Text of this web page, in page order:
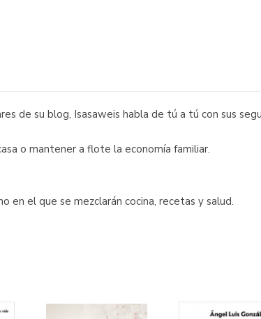
de su blog, Isasaweis habla de tú a tú con sus
o mantener a flote la economía familiar.
en el que se mezclarán cocina, recetas y salud.